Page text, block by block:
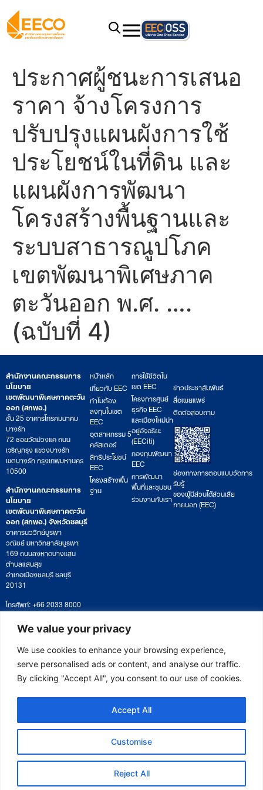
We value your privacy
We use cookies to enhance your browsing experience,
serve personalised ads or content, and analyse our traffic.
By clicking "Accept All", you consent to our use of cookies.
Customise
Reject All
Accept All
ประกาศผู้ชนะการเสนอ
ราคา จ้างโครงการ
ปรับปรุงแผนผังการใช้
ประโยชน์ในที่ดิน และ
แผนผังการพัฒนา
โครงสร้างพื้นฐานและ
ระบบสาธารณูปโภค
เขตพัฒนาพิเศษภาค
ตะวันออก พ.ศ. ….
(ฉบับที่ 4)
สำนักงานคณะกรรมการ
นโยบาย
เขตพัฒนาพิเศษภาคตะวัน
ออก (สกพอ.)
ชั้น 25 อาคารโทรคมนาคม
บางรัก
72 ซอยวัดม่วงแค ถนน
เจริญกรุง แขวงบางรัก
เขตบางรัก กรุงเทพมหานคร
10500
สำนักงานคณะกรรมการ
นโยบาย
เขตพัฒนาพิเศษภาคตะวัน
ออก (สกพอ.) จังหวัดชลบุรี
อาคารนววิทย์บูรพา
วณิชย์ มหาวิทยาลัยบูรพา
169 ถนนลงหาดบางแสน
ตำบลแสนสุข
อำเภอเมืองชลบุรี ชลบุรี
20131
โทรศัพท์: +66 2033 8000
เวลาทำการ: จันทร์ – ศุกร์
09:00 – 17:00 น.
ติดตามหนังสือหรือยื่นเอกสาร
saraban@eeco.or.th
หน้าหลัก
เกี่ยวกับ EEC
ทำไมต้อง
ลงทุนในเขต
EEC
อุตสาหกรรม 5
คลัสเตอร์
สิทธิประโยชน์
EEC
โครงสร้างพื้น
ฐาน
การใช้ชีวิตใน
เขต EEC
โครงการศูนย์
ธุรกิจ EEC
และเมืองใหม่น่า
อยู่อัจฉริยะ
(EECiti)
กองทุนพัฒนา
EEC
การพัฒนา
พื้นที่และชุมชน
ร่วมงานกับเรา
ข่าวประชาสัมพันธ์
สื่อเผยแพร่
ติดต่อสอบถาม
ช่องทางการตอบแบบวัดการ
รับรู้
ของผู้มีส่วนได้ส่วนเสีย
ภายนอก (EEC)
Copyright © 2025 Eastern Economic Corridor Office (EECO)